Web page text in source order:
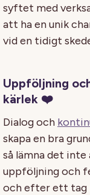
syftet med
att ha en unik
vid en tidigt
Uppföljning
kärlek ❤️
Dialog och
skapa en bra
så lämna det
uppföljning och
och efter ett tag